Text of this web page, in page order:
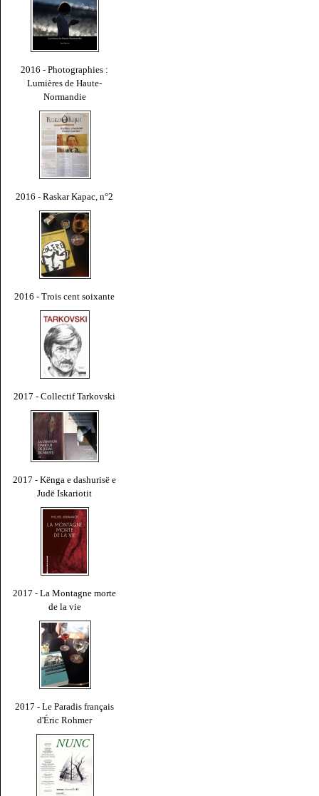
2016 - Photographies :
Lumières de Haute-
Normandie
2016 - Raskar Kapac, n°2
2016 - Trois cent soixante
2017 - Collectif Tarkovski
2017 - Kënga e dashurisë e
Judë Iskariotit
2017 - La Montagne morte
de la vie
2017 - Le Paradis français
d'Éric Rohmer